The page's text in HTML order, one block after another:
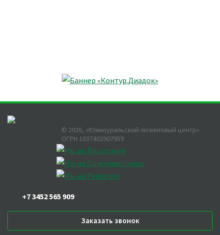
© 2026, «Южноуральский лизинговый центр»
ОГРН 1037402907959
+7 3452 565 909
Заказать звонок